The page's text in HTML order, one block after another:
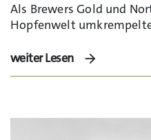
Als Brewers Gold und
Hopfenwelt
weiter Lesen